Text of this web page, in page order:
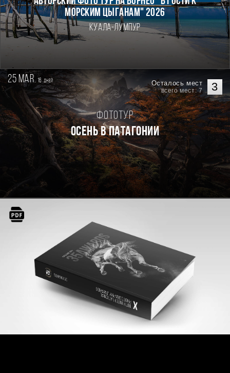
морским цыганам" 2026
Куала-Лумпур
25 mar. 16дней 3
Осталось мест
всего мест: 7
Фототур
Осень в Патагонии